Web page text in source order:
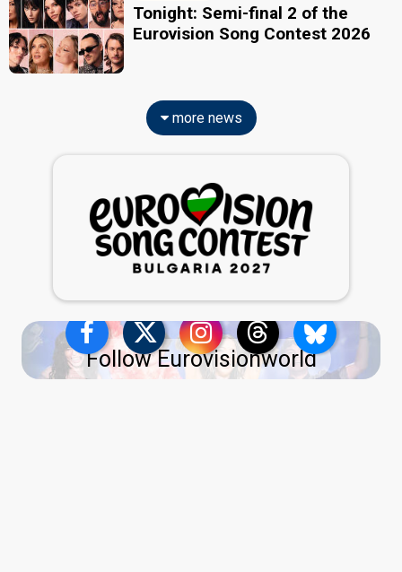
Tonight: Semi-final 2 of the
Eurovision Song Contest 2026
more news
Follow Eurovisionworld